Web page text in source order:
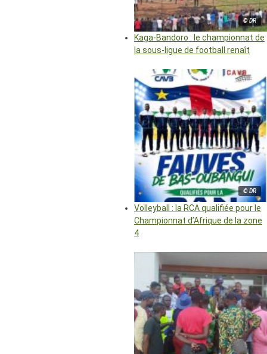
© DR
Kaga-Bandoro : le championnat de
la sous-ligue de football renaît
© DR
Volleyball : la RCA qualifiée pour le
Championnat d’Afrique de la zone
4